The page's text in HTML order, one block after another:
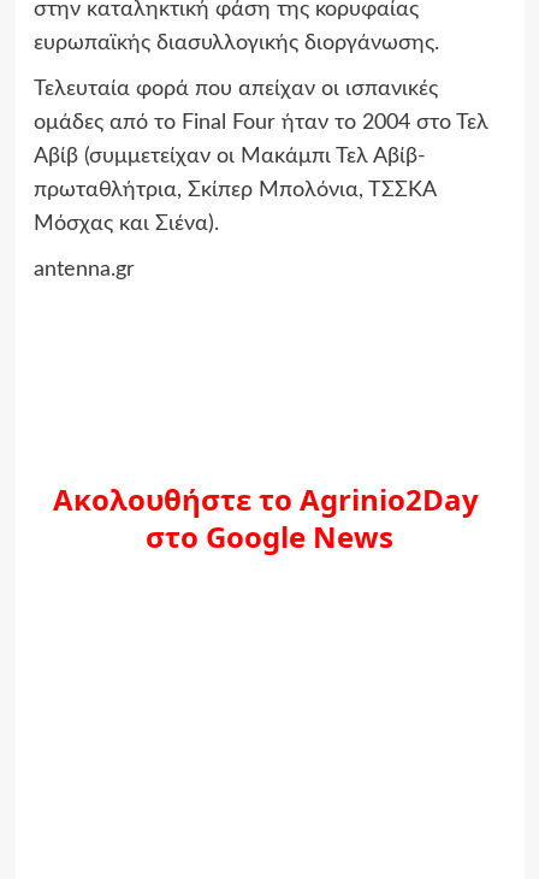
στην καταληκτική φάση της κορυφαίας
ευρωπαϊκής διασυλλογικής διοργάνωσης.
Τελευταία φορά που απείχαν οι ισπανικές
ομάδες από το Final Four ήταν το 2004 στο Τελ
Αβίβ (συμμετείχαν οι Μακάμπι Τελ Αβίβ-
πρωταθλήτρια, Σκίπερ Μπολόνια, ΤΣΣΚΑ
Μόσχας και Σιένα).
antenna.gr
Ακολουθήστε το Agrinio2Day
στο Google News